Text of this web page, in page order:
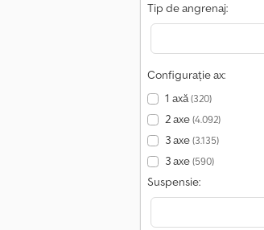
Tip de angrenaj:
Configurație ax:
1 axă(320)
2 axe(4.092)
3 axe(3.135)
3 axe(590)
Suspensie: